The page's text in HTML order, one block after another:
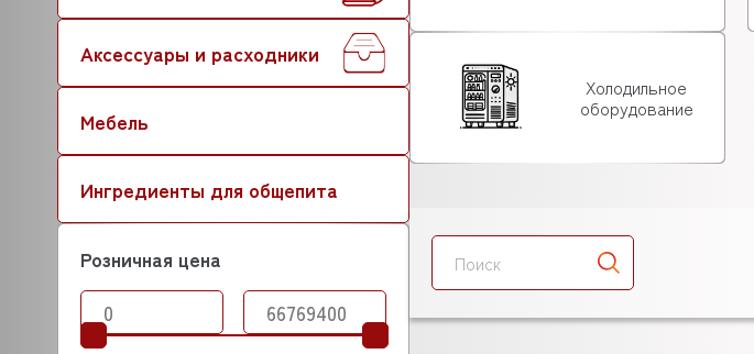
Аксессуары и расходники
Мебель
Ингредиенты для общепита
Розничная цена
Холодильное
оборудование